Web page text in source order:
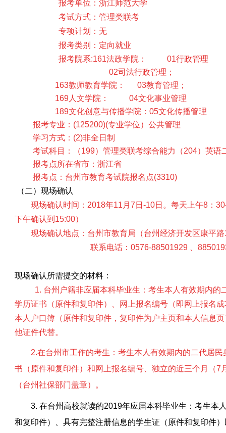
报考单位：浙江师范大学
考试方式：管理类联考
专项计划：无
报考类别：定向就业
报考院系:161法政学院：
01行政管理
02司法行政管理；
163教师教育学院： 03教育管理；
169人文学院： 04文化事业管理
189文化创意与传播学院：05文化传播管理
报考专业： (125200)(专业学位）公共管理
学习方式： (2)非全日制
考试科目：（199）管理类联考综合能力（204）英语
报考点所在省市：浙江省
报考点：台州市教育考试院报名点(3310)
（二）现场确认
现场确认时间： 2018年11月 7 日 -10日。每天上午8：
下午确认到15:00）
现场确认地点：台州市教育局（台州经济开发区康平路
联系电话：0576-88501929 、
现场确认所需提交的材料：
1. 台州户籍非应届本科毕业生：考生本人有效期内的
学历证书（原件和复印件）、网上报名编号（即网上报名
本人户口簿（原件和复印件，复印件为户主页和本人信息
他证件代替。
2.在台州市工作的考生：考生本人有效期内的二代居
书（原件和复印件）和网上报名编号、独立的近三个月（7
（台州社保部门盖章）。
3. 在台州高校就读的2019年应届本科毕业生：考生本
和复印件）、具有完整注册信息的学生证（原件和复印件